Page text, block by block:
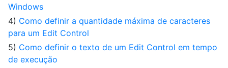
Windows
4) Como definir a quantidade máxima de caracteres
para um Edit Control
5) Como definir o texto de um Edit Control em tempo
de execução